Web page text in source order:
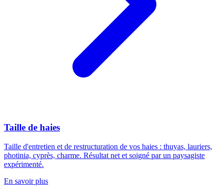
Taille de haies
Taille d'entretien et de restructuration de vos haies : thuyas, lauriers,
photinia, cyprès, charme. Résultat net et soigné par un paysagiste
expérimenté.
En savoir plus